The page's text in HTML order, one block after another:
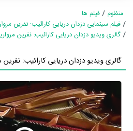
منظوم
فیلم ها
فیلم سینمایی دزدان دریایی کارائیب: نفرین مروارید
گالری ویدیو دزدان دریایی کارائیب: نفرین مروارید
گالری ویدیو دزدان دریایی کارائیب: نفرین